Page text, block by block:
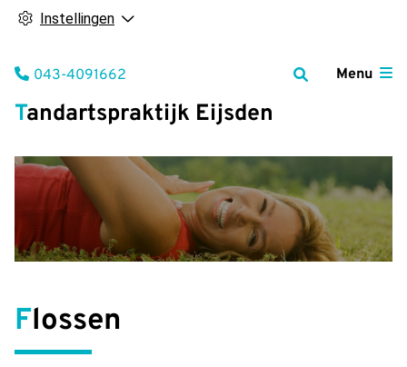
Instellingen
Tandartspraktijk Eijsden
Menu
Tel:
043-4091662
Flossen